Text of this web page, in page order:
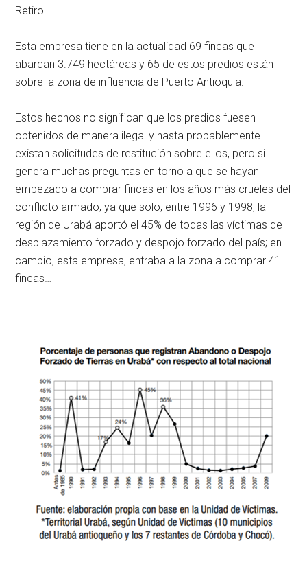
Retiro.
Esta empresa tiene en la actualidad 69 fincas que
abarcan 3.749 hectáreas y 65 de estos predios están
sobre la zona de influencia de Puerto Antioquia.
Estos hechos no significan que los predios fuesen
obtenidos de manera ilegal y hasta probablemente
existan solicitudes de restitución sobre ellos, pero si
genera muchas preguntas en torno a que se hayan
empezado a comprar fincas en los años más crueles del
conflicto armado; ya que solo, entre 1996 y 1998, la
región de Urabá aportó el 45% de todas las víctimas de
desplazamiento forzado y despojo forzado del país; en
cambio, esta empresa, entraba a la zona a comprar 41
fincas…